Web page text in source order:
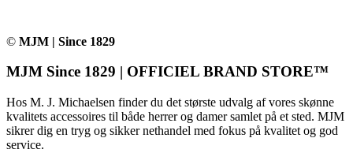
© MJM | Since 1829
MJM Since 1829 | OFFICIEL BRAND STORE™
Hos M. J. Michaelsen finder du det største udvalg af vores skønne
kvalitets accessoires til både herrer og damer samlet på et sted. MJM
sikrer dig en tryg og sikker nethandel med fokus på kvalitet og god
service.